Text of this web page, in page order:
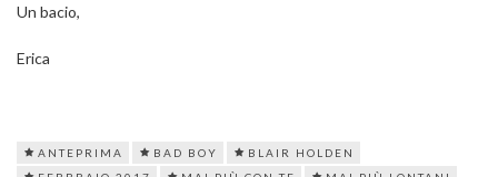
Un bacio,
Erica
ANTEPRIMA BAD BOY
BLAIR HOLDEN